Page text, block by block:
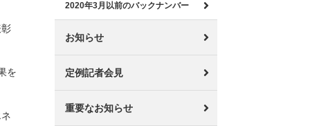
を
2020年3月以前のバックナンバー
お知らせ
定例記者会見
重要なお知らせ